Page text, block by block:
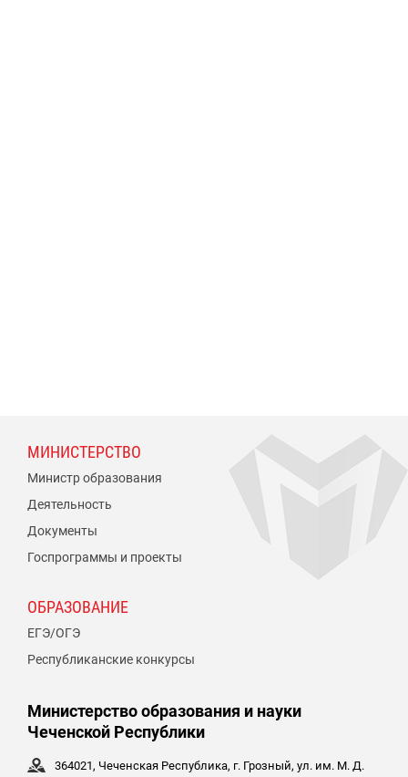
МИНИСТЕРСТВО
Министр образования
Деятельность
Документы
Госпрограммы и проекты
ОБРАЗОВАНИЕ
ЕГЭ/ОГЭ
Республиканские конкурсы
Министерство образования и науки
Чеченской Республики
364021, Чеченская Республика, г. Грозный, ул. им. М. Д.